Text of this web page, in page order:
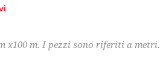
x100 m. I pezzi sono riferiti a metri.